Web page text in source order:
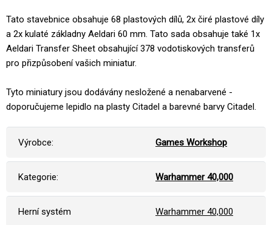
Tato stavebnice obsahuje 68 plastových dílů, 2x čiré plastové díly
a 2x kulaté základny Aeldari 60 mm. Tato sada obsahuje také 1x
Aeldari Transfer Sheet obsahující 378 vodotiskových transferů
pro přizpůsobení vašich miniatur.
Tyto miniatury jsou dodávány nesložené a nenabarvené -
doporučujeme lepidlo na plasty Citadel a barevné barvy Citadel.
Výrobce: Games Workshop
Kategorie: Warhammer 40,000
Herní systém Warhammer 40,000